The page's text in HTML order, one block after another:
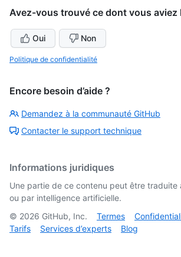
Avez-vous trouvé ce dont vous aviez
Oui Non
Politique de confidentialité
Encore besoin d’aide ?
Demandez à la communauté GitHub
Contacter le support technique
Informations juridiques
Une partie de ce contenu peut être traduite
ou par intelligence artificielle.
© 2026 GitHub, Inc. Termes
Tarifs
Services d’experts Blog